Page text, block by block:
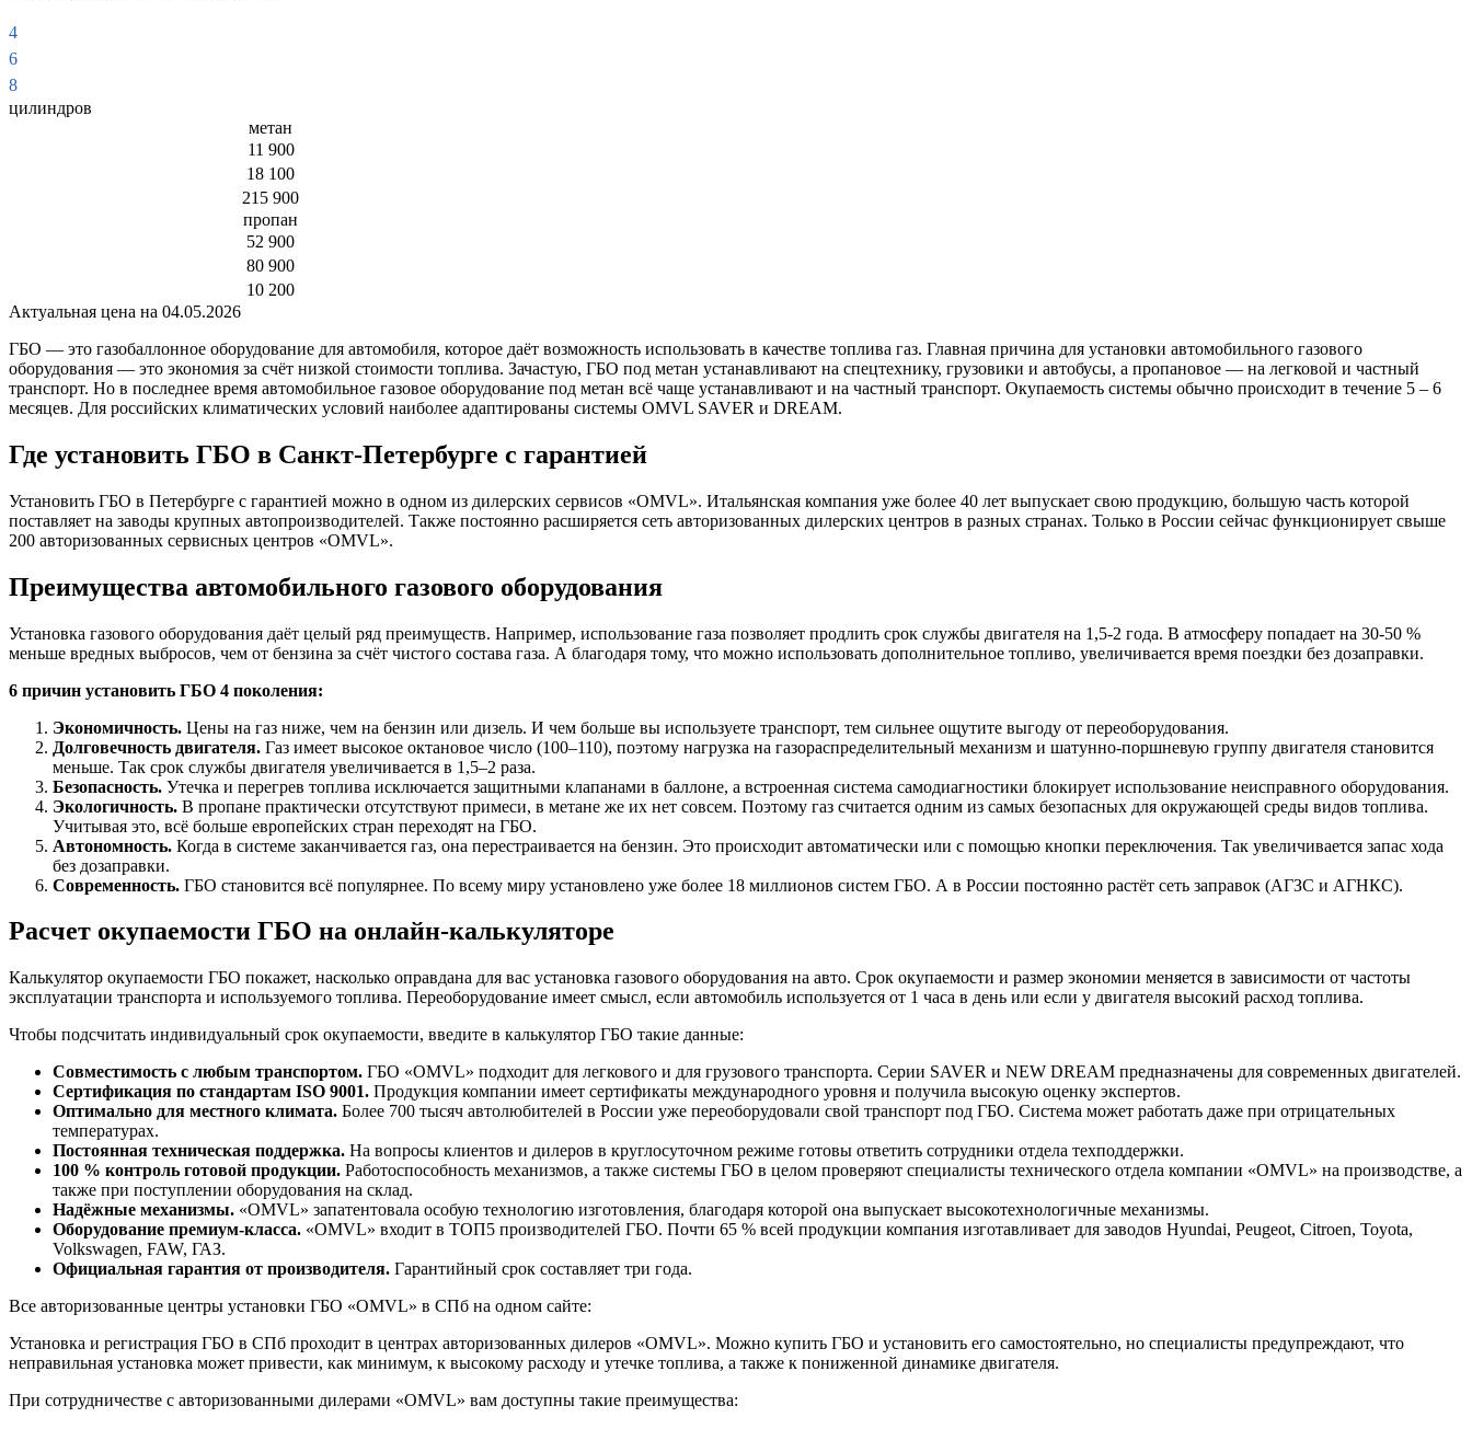
4
6
8
цилиндров
метан
11 900
18 100
215 900
пропан
52 900
80 900
10 200
Актуальная цена на 04.05.2026
ГБО — это газобаллонное оборудование для автомобиля, которое даёт возможность использовать в качестве топлива газ. Главная причина для установки автомобильного газового
оборудования — это экономия за счёт низкой стоимости топлива. Зачастую, ГБО под метан устанавливают на спецтехнику, грузовики и автобусы, а пропановое — на легковой и частный
транспорт. Но в последнее время автомобильное газовое оборудование под метан всё чаще устанавливают и на частный транспорт. Окупаемость системы обычно происходит в течение 5 – 6
месяцев. Для российских климатических условий наиболее адаптированы системы OMVL SAVER и DREAM.
Где установить ГБО в Санкт-Петербурге с гарантией
Установить ГБО в Петербурге с гарантией можно в одном из дилерских сервисов «OMVL». Итальянская компания уже более 40 лет выпускает свою продукцию, большую часть которой
поставляет на заводы крупных автопроизводителей. Также постоянно расширяется сеть авторизованных дилерских центров в разных странах. Только в России сейчас функционирует свыше
200 авторизованных сервисных центров «OMVL».
Преимущества автомобильного газового оборудования
Установка газового оборудования даёт целый ряд преимуществ. Например, использование газа позволяет продлить срок службы двигателя на 1,5-2 года. В атмосферу попадает на 30-50 %
меньше вредных выбросов, чем от бензина за счёт чистого состава газа. А благодаря тому, что можно использовать дополнительное топливо, увеличивается время поездки без дозаправки.
6 причин установить ГБО 4 поколения:
Экономичность. Цены на газ ниже, чем на бензин или дизель. И чем больше вы используете транспорт, тем сильнее ощутите выгоду от переоборудования.
Долговечность двигателя. Газ имеет высокое октановое число (100–110), поэтому нагрузка на газораспределительный механизм и шатунно-поршневую группу двигателя становится
меньше. Так срок службы двигателя увеличивается в 1,5–2 раза.
Безопасность. Утечка и перегрев топлива исключается защитными клапанами в баллоне, а встроенная система самодиагностики блокирует использование неисправного оборудования.
Экологичность. В пропане практически отсутствуют примеси, в метане же их нет совсем. Поэтому газ считается одним из самых безопасных для окружающей среды видов топлива.
Учитывая это, всё больше европейских стран переходят на ГБО.
Автономность. Когда в системе заканчивается газ, она перестраивается на бензин. Это происходит автоматически или с помощью кнопки переключения. Так увеличивается запас хода
без дозаправки.
Современность. ГБО становится всё популярнее. По всему миру установлено уже более 18 миллионов систем ГБО. А в России постоянно растёт сеть заправок (АГЗС и АГНКС).
Расчет окупаемости ГБО на онлайн-калькуляторе
Калькулятор окупаемости ГБО покажет, насколько оправдана для вас установка газового оборудования на авто. Срок окупаемости и размер экономии меняется в зависимости от частоты
эксплуатации транспорта и используемого топлива. Переоборудование имеет смысл, если автомобиль используется от 1 часа в день или если у двигателя высокий расход топлива.
Чтобы подсчитать индивидуальный срок окупаемости, введите в калькулятор ГБО такие данные:
Совместимость с любым транспортом. ГБО «OMVL» подходит для легкового и для грузового транспорта. Серии SAVER и NEW DREAM предназначены для современных двигателей.
Сертификация по стандартам ISO 9001. Продукция компании имеет сертификаты международного уровня и получила высокую оценку экспертов.
Оптимально для местного климата. Более 700 тысяч автолюбителей в России уже переоборудовали свой транспорт под ГБО. Система может работать даже при отрицательных
температурах.
Постоянная техническая поддержка. На вопросы клиентов и дилеров в круглосуточном режиме готовы ответить сотрудники отдела техподдержки.
100 % контроль готовой продукции. Работоспособность механизмов, а также системы ГБО в целом проверяют специалисты технического отдела компании «OMVL» на производстве, а
также при поступлении оборудования на склад.
Надёжные механизмы. «OMVL» запатентовала особую технологию изготовления, благодаря которой она выпускает высокотехнологичные механизмы.
Оборудование премиум-класса. «OMVL» входит в ТОП5 производителей ГБО. Почти 65 % всей продукции компания изготавливает для заводов Hyundai, Peugeot, Citroen, Toyota,
Volkswagen, FAW, ГАЗ.
Официальная гарантия от производителя. Гарантийный срок составляет три года.
Все авторизованные центры установки ГБО «OMVL» в СПб на одном сайте:
Установка и регистрация ГБО в СПб проходит в центрах авторизованных дилеров «OMVL». Можно купить ГБО и установить его самостоятельно, но специалисты предупреждают, что
неправильная установка может привести, как минимум, к высокому расходу и утечке топлива, а также к пониженной динамике двигателя.
При сотрудничестве с авторизованными дилерами «OMVL» вам доступны такие преимущества: